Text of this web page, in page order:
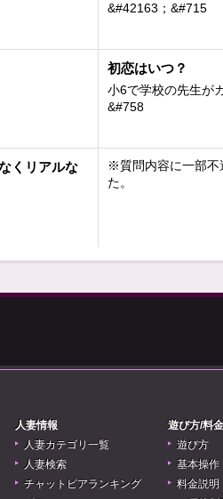
&#42163；&#715
初恋はいつ？
小6で学校の先生が
&#758
くリアルな
※質問内容に一部不
た。
人妻情報
人妻カテゴリ一覧
人妻検索
チャットピアランキング
遊び方/料
遊び方
基本操作
料金説明